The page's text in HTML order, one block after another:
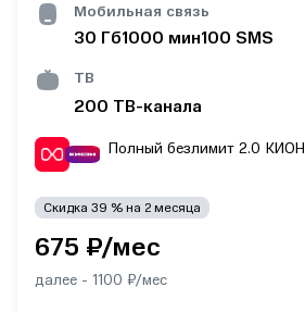
Мобильная связь
30 Гб1000 мин100 SMS
ТВ
200 ТВ-канала
Полный безлимит 2.0 КИОН
Скидка 39 % на 2месяца
675 ₽/мес
далее - 1100 ₽/мес